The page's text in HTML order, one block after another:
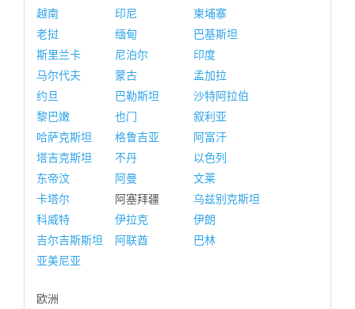
越南
印尼
柬埔寨
老挝
缅甸
巴基斯坦
斯里兰卡
尼泊尔
印度
马尔代夫
蒙古
孟加拉
约旦
巴勒斯坦
沙特阿拉伯
黎巴嫩
也门
叙利亚
哈萨克斯坦
格鲁吉亚
阿富汗
塔吉克斯坦
不丹
以色列
东帝汶
阿曼
文莱
卡塔尔
阿塞拜疆
乌兹别克斯坦
科威特
伊拉克
伊朗
吉尔吉斯斯坦
阿联酋
巴林
亚美尼亚
欧洲